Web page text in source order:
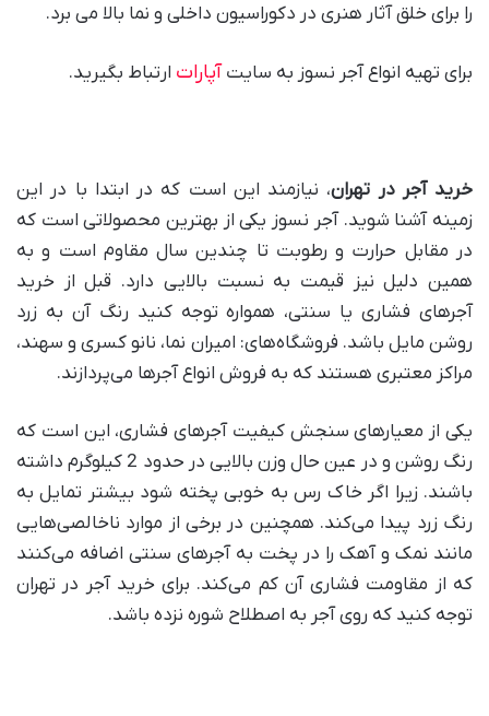
را برای خلق آثار هنری در دکوراسیون داخلی و نما بالا می برد.
برای تهیه انواع آجر نسوز به سایتآپارات ارتباط بگیرید.
خرید آجر در تهران، نیازمند این است که در ابتدا با در این
زمینه آشنا شوید. آجر نسوز یکی از بهترین محصولاتی است که
در مقابل حرارت و رطوبت تا چندین سال مقاوم است و به
همین دلیل نیز قیمت به نسبت بالایی دارد. قبل از خرید
آجر‌های فشاری یا سنتی، همواره توجه کنید رنگ آن به زرد
روشن مایل باشد. فروشگاه‌های: امیران نما، نانو کسری و سهند،
مراکز معتبری هستند که به فروش انواع آجر‌ها می‌پردازند.
یکی از معیار‌های سنجش کیفیت آجر‌های فشاری، این است که
رنگ روشن و در عین حال وزن بالایی در حدود 2 کیلوگرم داشته
باشند. زیرا اگر خاک رس به خوبی پخته شود بیشتر تمایل به
رنگ زرد پیدا می‌کند. همچنین در برخی از موارد ناخالصی‌هایی
مانند نمک و آهک را در پخت به آجر‌های سنتی اضافه می‌کنند
که از مقاومت فشاری آن کم می‌کند. برای خرید آجر در تهران
توجه کنید که روی آجر به اصطلاح شوره نزده باشد.